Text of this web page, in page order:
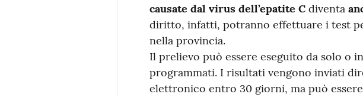
causate dal virus dell’epatite Cdiventa
diritto, infatti, potranno effettuare i test
nella provincia.
Il prelievo può essere eseguito da solo o
programmati. I risultati vengono inviati
elettronico entro 30 giorni, ma può